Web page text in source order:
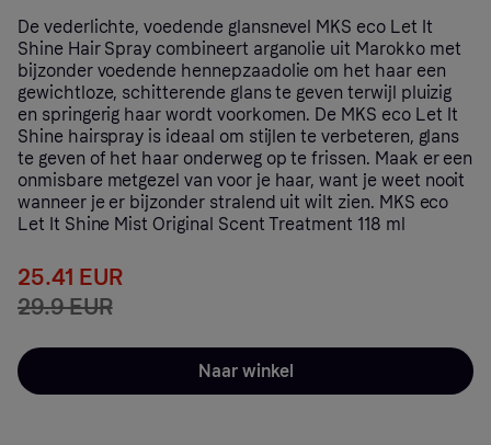
De vederlichte, voedende glansnevel MKS eco Let It
Shine Hair Spray combineert arganolie uit Marokko met
bijzonder voedende hennepzaadolie om het haar een
gewichtloze, schitterende glans te geven terwijl pluizig
en springerig haar wordt voorkomen. De MKS eco Let It
Shine hairspray is ideaal om stijlen te verbeteren, glans
te geven of het haar onderweg op te frissen. Maak er een
onmisbare metgezel van voor je haar, want je weet nooit
wanneer je er bijzonder stralend uit wilt zien. MKS eco
Let It Shine Mist Original Scent Treatment 118 ml
25.41 EUR
29.9 EUR
Naar winkel